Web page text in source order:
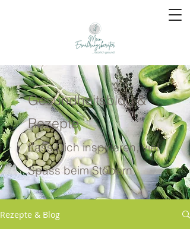
Gesundheitsblog &
Rezepte
Lass Dich inspirieren, viel
Spass beim Stöbern
Rezepte & Blog